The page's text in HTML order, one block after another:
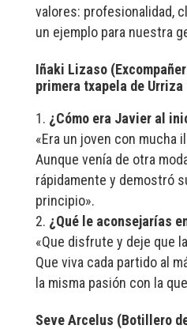
valores: profesionalidad,
un ejemplo para nuestra
Iñaki Lizaso
primera txapela de Urriza
¿Cómo era Javier al
«Era un joven con mucha
Aunque venía de otra
rápidamente y demostró
principio».
¿Qué le aconsejarías
«Que disfrute y deje que
Que viva cada partido al
la misma pasión con la
Seve Arcelus (Botillero